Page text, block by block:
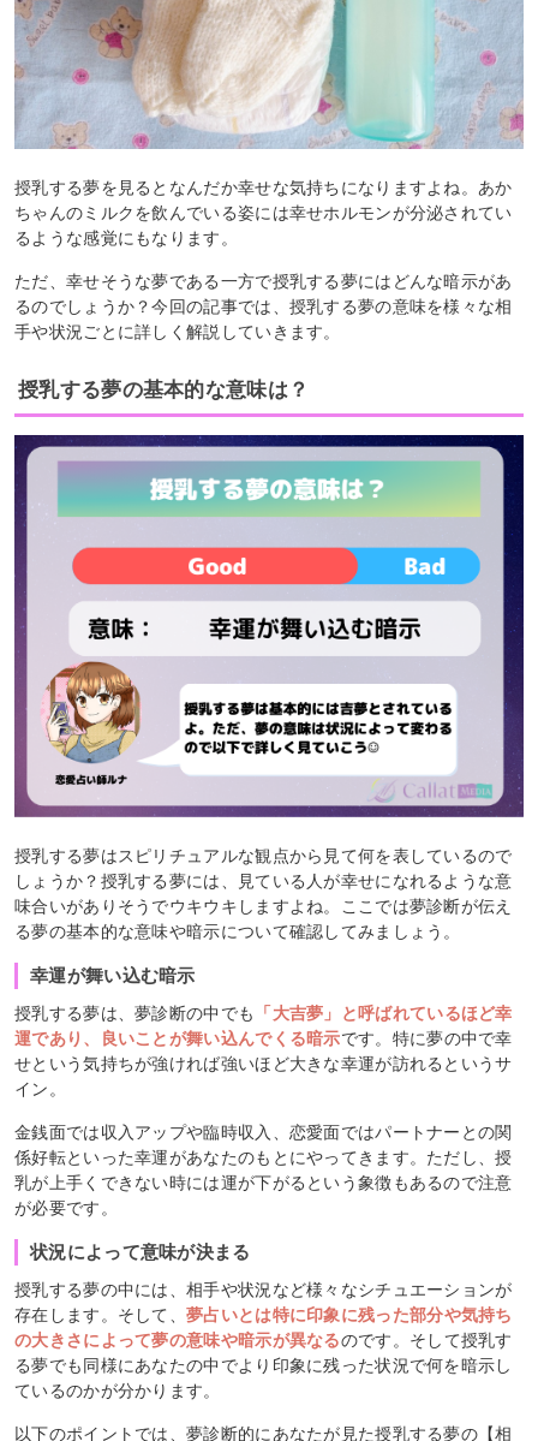
授乳する夢を見るとなんだか幸せな気持ちになりますよね。あか
ちゃんのミルクを飲んでいる姿には幸せホルモンが分泌されてい
るような感覚にもなります。
ただ、幸せそうな夢である一方で授乳する夢にはどんな暗示があ
るのでしょうか？今回の記事では、授乳する夢の意味を様々な相
手や状況ごとに詳しく解説していきます。
授乳する夢の基本的な意味は？
授乳する夢はスピリチュアルな観点から見て何を表しているので
しょうか？授乳する夢には、見ている人が幸せになれるような意
味合いがありそうでウキウキしますよね。ここでは夢診断が伝え
る夢の基本的な意味や暗示について確認してみましょう。
幸運が舞い込む暗示
授乳する夢は、夢診断の中でも
「大吉夢」と呼ばれているほど幸
運であり、良いことが舞い込んでくる暗示です。特に夢の中で幸
せという気持ちが強ければ強いほど大きな幸運が訪れるというサ
イン。
金銭面では収入アップや臨時収入、恋愛面ではパートナーとの関
係好転といった幸運があなたのもとにやってきます。ただし、授
乳が上手くできない時には運が下がるという象徴もあるので注意
が必要です。
状況によって意味が決まる
授乳する夢の中には、相手や状況など様々なシチュエーションが
存在します。そして、 夢占いとは特に印象に残った部分や気持ち
の大きさによって夢の意味や暗示が異なるのです。そして授乳す
る夢でも同様にあなたの中でより印象に残った状況で何を暗示し
ているのかが分かります。
以下のポイントでは、夢診断的にあなたが見た授乳する夢の【相